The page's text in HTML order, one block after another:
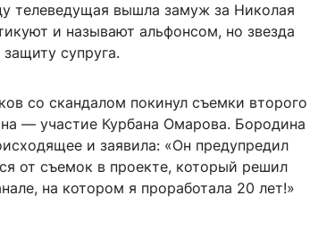
телеведущая вышла замуж за Николая
и называют альфонсом, но звезда
супруга.
со скандалом покинул съемки второго
— участие Курбана Омарова. Бородина
и заявила: «Он предупредил
от съемок в проекте, который решил
на котором я проработала 20 лет!»